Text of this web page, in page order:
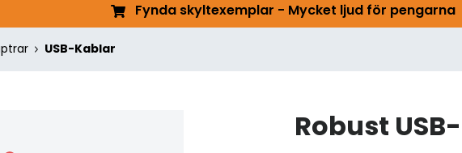
Fynda skyltexemplar - Mycket ljud för pengarna
USB-Kablar
Robust